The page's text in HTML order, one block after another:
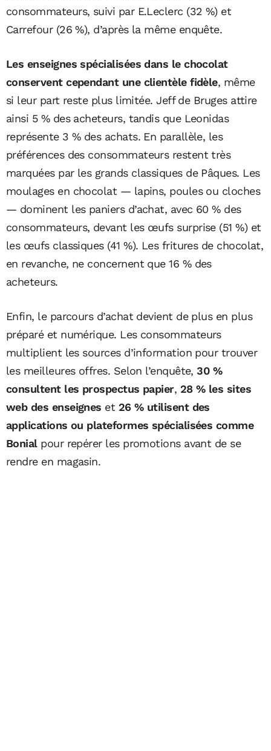
consommateurs, suivi par E.Leclerc (32 %) et
Carrefour (26 %), d’après la même enquête.
Les enseignes spécialisées dans le chocolat
conservent cependant une clientèle fidèle, même
si leur part reste plus limitée. Jeff de Bruges attire
ainsi 5 % des acheteurs, tandis que Leonidas
représente 3 % des achats. En parallèle, les
préférences des consommateurs restent très
marquées par les grands classiques de Pâques. Les
moulages en chocolat — lapins, poules ou cloches
— dominent les paniers d’achat, avec 60 % des
consommateurs, devant les œufs surprise (51 %) et
les œufs classiques (41 %). Les fritures de chocolat,
en revanche, ne concernent que 16 % des
acheteurs.
Enfin, le parcours d’achat devient de plus en plus
préparé et numérique. Les consommateurs
multiplient les sources d’information pour trouver
les meilleures offres. Selon l’enquête,30 %
consultent les prospectus papier, 28 % les sites
web des enseignes et 26 % utilisent des
applications ou plateformes spécialisées comme
Bonialpour repérer les promotions avant de se
rendre en magasin.